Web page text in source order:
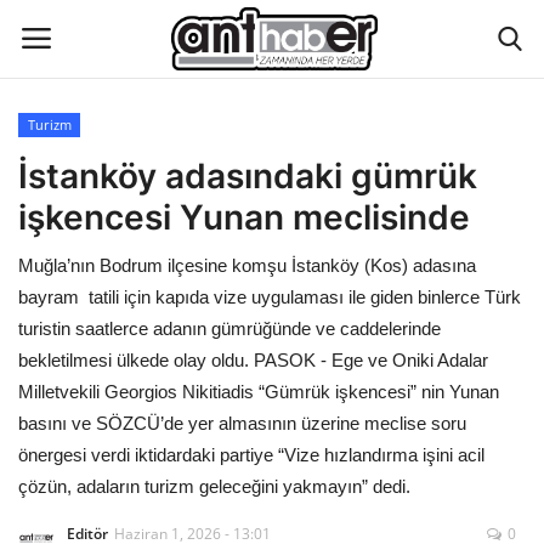
Künye
Eğitim
Aktüel Magazin
Hakkımızda
İletişim
Asayiş
Çevre
Turizm
İstanköy adasındaki gümrük
işkencesi Yunan meclisinde
Muğla’nın Bodrum ilçesine komşu İstanköy (Kos) adasına
bayram tatili için kapıda vize uygulaması ile giden binlerce Türk
turistin saatlerce adanın gümrüğünde ve caddelerinde
bekletilmesi ülkede olay oldu. PASOK - Ege ve Oniki Adalar
Milletvekili Georgios Nikitiadis “Gümrük işkencesi” nin Yunan
basını ve SÖZCÜ’de yer almasının üzerine meclise soru
önergesi verdi iktidardaki partiye “Vize hızlandırma işini acil
çözün, adaların turizm geleceğini yakmayın” dedi.
Editör Haziran 1, 2026 - 13:01 0